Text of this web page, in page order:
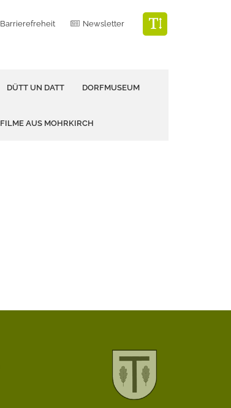
Barrierefreheit Newsletter
DÜTT UN DATT DORFMUSEUM
FILME AUS MOHRKIRCH